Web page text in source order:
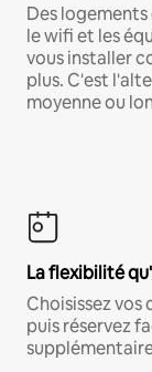
Des
le wifi et les
vous installer
plus. C'est
moyenne ou
La flexibilité
Choisissez
puis réservez